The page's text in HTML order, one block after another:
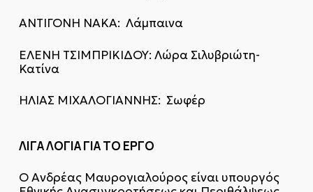
ΑΝΤΙΓΟΝΗ ΝΑΚΑ: Λάμπαινα
ΕΛΕΝΗ ΤΣΙΜΠΡΙΚΙΔΟΥ: Λώρα Σιλυβριώτη-
Κατίνα
ΗΛΙΑΣ ΜΙΧΑΛΟΓΙΑΝΝΗΣ: Σωφέρ
ΛΙΓΑ ΛΟΓΙΑ ΓΙΑ ΤΟ ΕΡΓΟ
Ο Ανδρέας Μαυρογιαλούρος είναι υπουργός